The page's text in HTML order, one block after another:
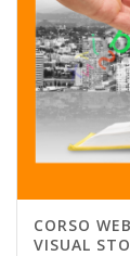
CORSO
VISUAL